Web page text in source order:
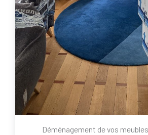
Déménagement de vos